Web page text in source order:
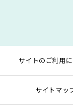
サイトのご利用
サイトマッ